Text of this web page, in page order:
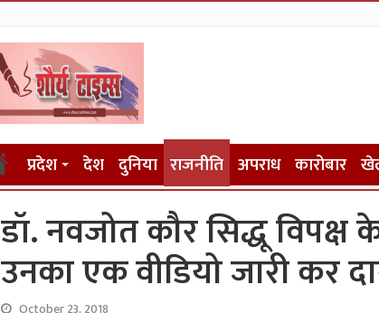
प्रदेश देश दुनिया राजनीति अपराध कारोबार
डॉ. नवजोत कौर सिद्धू विपक्ष
उनका एक वीडियो जारी कर